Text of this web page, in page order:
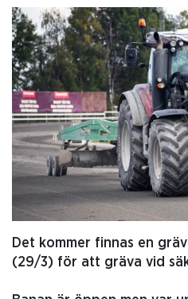
Det kommer finnas en
(29/3) för att gräva vid